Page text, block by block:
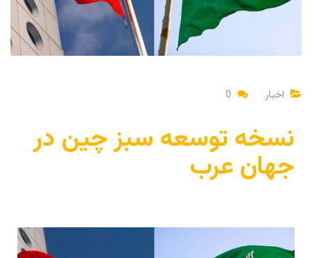
اخبار 0
نسخه توسعه سبز چین در
جهان عرب